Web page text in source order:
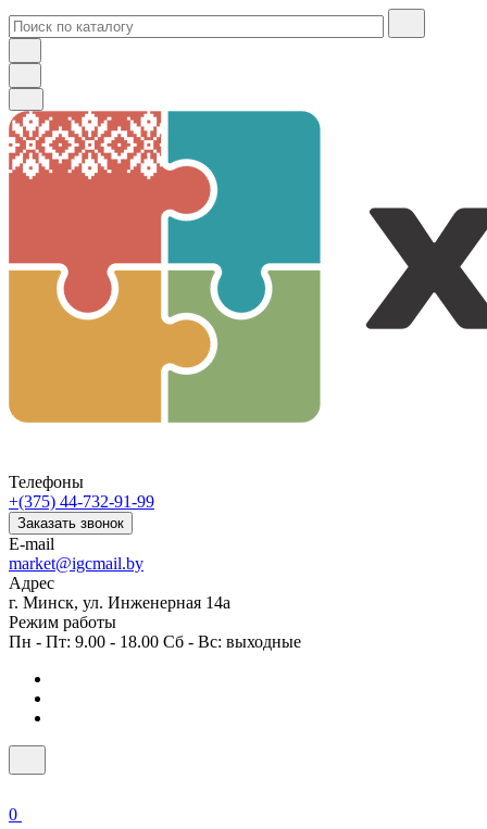
Телефоны
+(375) 44-732-91-99
Заказать звонок
E-mail
market@igcmail.by
Адрес
г. Минск, ул. Инженерная 14а
Режим работы
Пн - Пт: 9.00 - 18.00 Сб - Вс: выходные
0